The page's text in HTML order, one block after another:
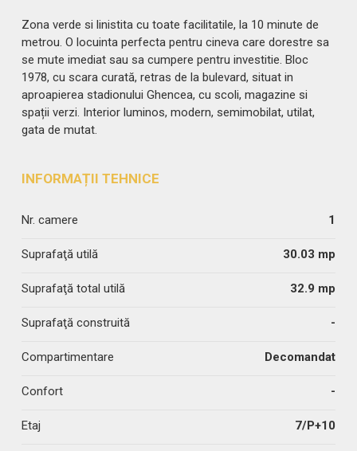
Zona verde si linistita cu toate facilitatile, la 10 minute de
metrou. O locuinta perfecta pentru cineva care dorestre sa
se mute imediat sau sa cumpere pentru investitie. Bloc
1978, cu scara curată, retras de la bulevard, situat in
aproapierea stadionului Ghencea, cu scoli, magazine si
spații verzi. Interior luminos, modern, semimobilat, utilat,
gata de mutat.
INFORMAȚII TEHNICE
Nr. camere 1
Suprafaţă utilă 30.03 mp
Suprafaţă total utilă 32.9 mp
Suprafaţă construită -
Compartimentare Decomandat
Confort -
Etaj 7/P+10